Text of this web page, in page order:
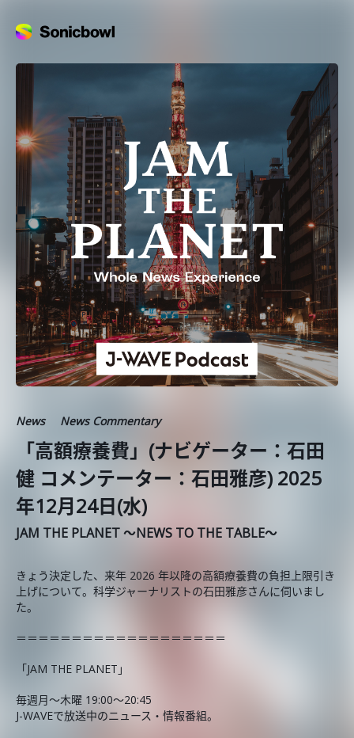
News News Commentary
「高額療養費」(ナビゲーター：石田
健 コメンテーター：石田雅彦) 2025
年12月24日(水)
JAM THE PLANET ～NEWS TO THE TABLE～
きょう決定した、来年 2026 年以降の高額療養費の負担上限引き
上げについて。科学ジャーナリストの石田雅彦さんに伺いまし
た。
＝＝＝＝＝＝＝＝＝＝＝＝＝＝＝＝＝＝＝
「JAM THE PLANET」
毎週月～木曜 19:00～20:45
J-WAVEで放送中のニュース・情報番組。